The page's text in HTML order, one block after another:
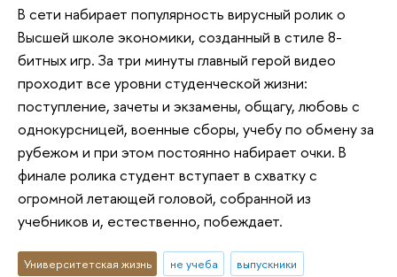
В сети набирает популярность вирусный ролик о
Высшей школе экономики, созданный в стиле 8-
битных игр. За три минуты главный герой видео
проходит все уровни студенческой жизни:
поступление, зачеты и экзамены, общагу, любовь с
однокурсницей, военные сборы, учебу по обмену за
рубежом и при этом постоянно набирает очки. В
финале ролика студент вступает в схватку с
огромной летающей головой, собранной из
учебников и, естественно, побеждает.
Университетская жизнь не учеба выпускники